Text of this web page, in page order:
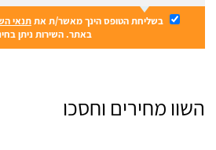
בשליחת הטופס הינך מאשר/ת אתתנאי
באתר. השירות ניתן
השוו מחירים וחסכו